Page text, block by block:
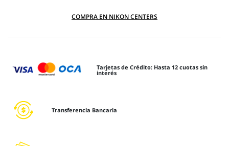
COMPRA EN NIKON CENTERS
Tarjetas de Crédito: Hasta 12 cuotas sin
interés
Transferencia Bancaria